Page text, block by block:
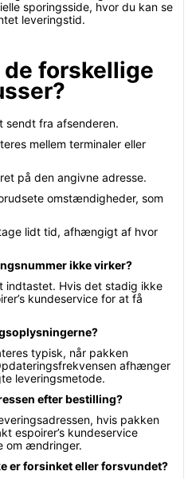
sporingsside, hvor du kan se
leveringstid.
forskellige
sendt fra afsenderen.
mellem terminaler eller
på den angivne adresse.
omstændigheder, som
lidt tid, afhængigt af hvor
ikke virker?
indtastet. Hvis det stadig ikke
kundeservice for at få
typisk, når pakken
afhænger
leveringsmetode.
efter bestilling?
hvis pakken
espoirer’s kundeservice
om ændringer.
er forsinket eller forsvundet?